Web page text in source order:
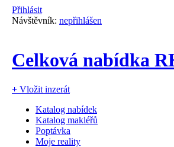
Přihlásit
Návštěvník: nepřihlášen
Celková nabídka
+ Vložit inzerát
Katalog nabídek
Katalog makléřů
Poptávka
Moje reality